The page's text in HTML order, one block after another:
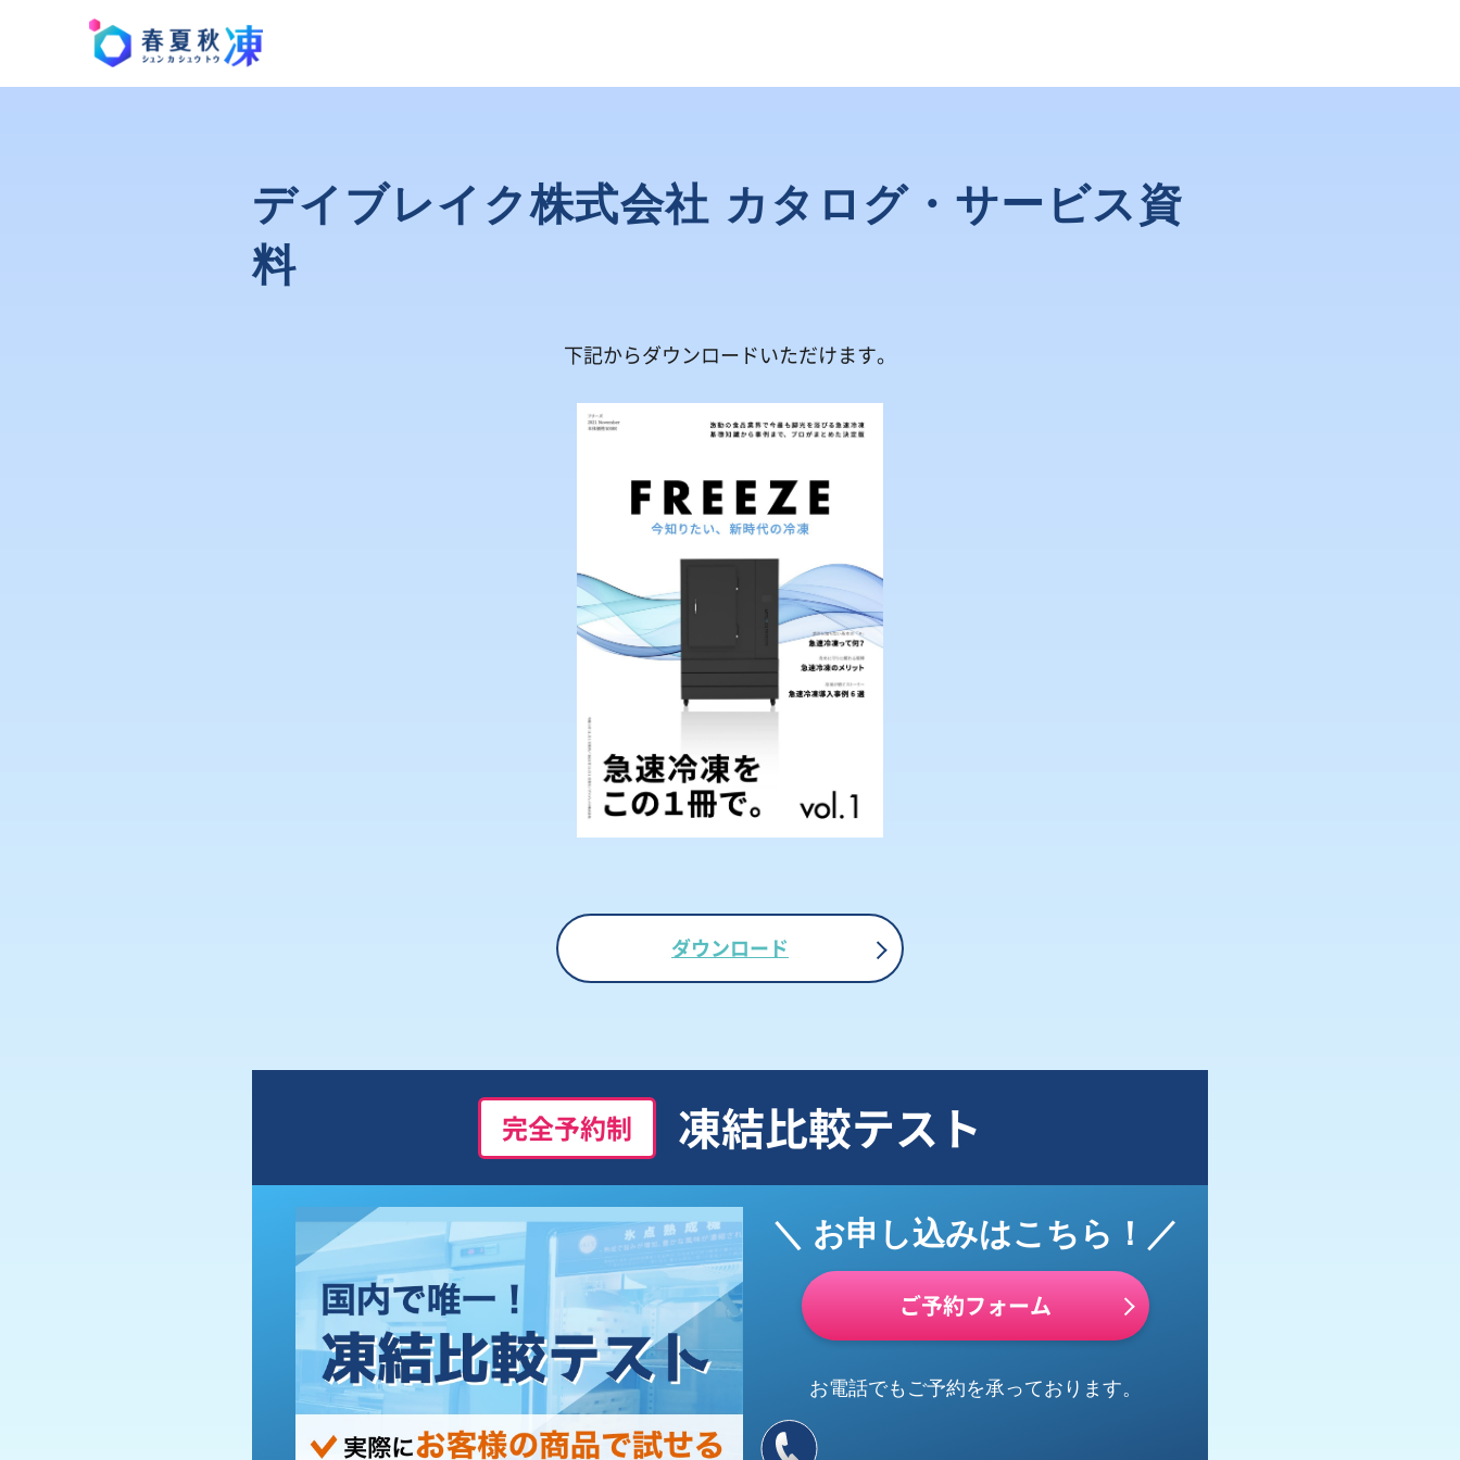
デイブレイク株式会社 カタログ・サービス資
料
下記からダウンロードいただけます。
ダウンロード
完全予約制 凍結比較テスト
＼ お申し込みはこちら！／
ご予約フォーム
お電話でもご予約を承っております。